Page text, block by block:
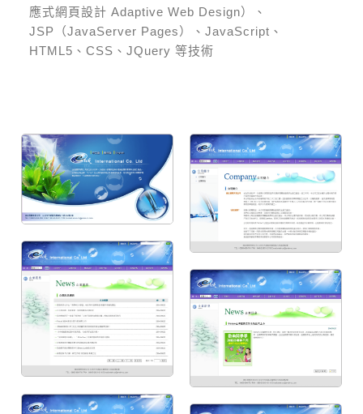
應式網頁設計 Adaptive Web Design）、
JSP（JavaServer Pages）、JavaScript、
HTML5、CSS、JQuery 等技術